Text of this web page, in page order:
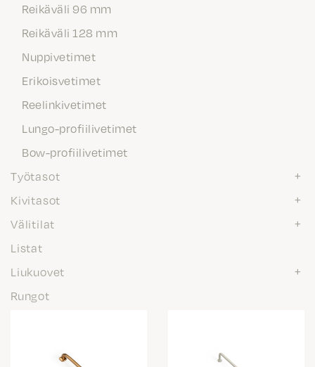
Reikäväli 96 mm
Reikäväli 128 mm
Nuppivetimet
Erikoisvetimet
Reelinkivetimet
Lungo-profiilivetimet
Bow-profiilivetimet
Työtasot
Kivitasot
Välitilat
Listat
Liukuovet
Rungot